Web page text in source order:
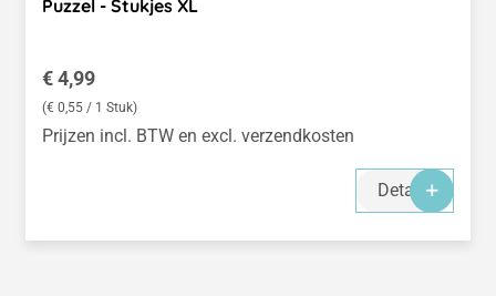
Puzzel - Stukjes XL
Normale prijs:
€ 4,99
(€ 0,55 / 1 Stuk)
Prijzen incl. BTW en excl. verzendkosten
Details